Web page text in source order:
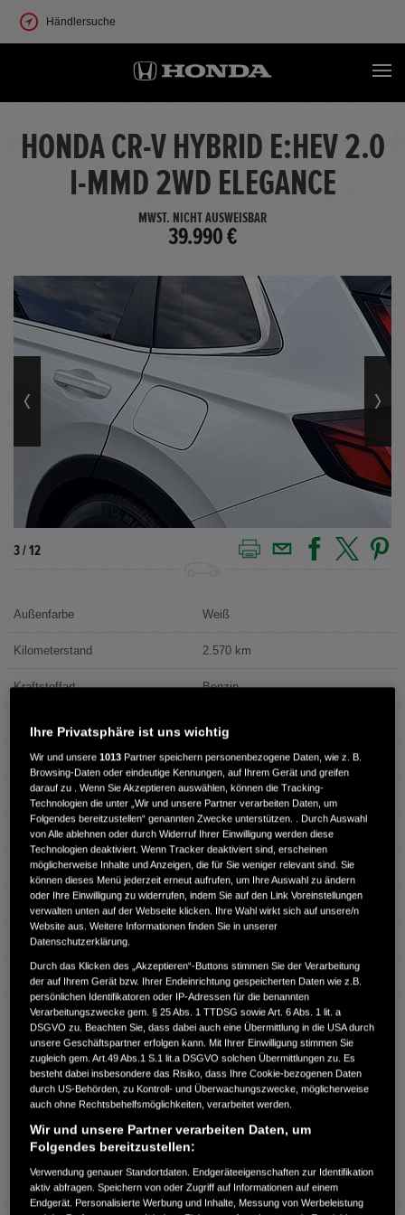
Händlersuche
HONDA CR-V HYBRID E:HEV 2.0
I-MMD 2WD ELEGANCE
MWST. NICHT AUSWEISBAR
39.990 €
4 / 12
Außenfarbe Weiß
Kilometerstand 2.570 km
Kraftstoffart Benzin
Türen 5
Leistung 106 kW / 144 PS
Hubraum 1.993 cm³
Erstzulassung 12.2025
Bauart SUV
Energieverbrauch kombiniert:
CO₂-Emissionen kombiniert: 135 g/km
CO₂-Klasse: D
Energieverbrauch und die CO₂-
Emissionen des neuen PKW
Ihre Privatsphäre ist uns wichtig
Wir und unsere1013 Partner speichern personenbezogene Daten, wie z. B.
Browsing-Daten oder eindeutige Kennungen, auf Ihrem Gerät und greifen
darauf zu . Wenn Sie Akzeptieren auswählen, können die Tracking-
Technologien die unter „Wir und unsere Partner verarbeiten Daten, um
Folgendes bereitzustellen“ genannten Zwecke unterstützen. . Durch Auswahl
von Alle ablehnen oder durch Widerruf Ihrer Einwilligung werden diese
Technologien deaktiviert. Wenn Tracker deaktiviert sind, erscheinen
möglicherweise Inhalte und Anzeigen, die für Sie weniger relevant sind. Sie
können dieses Menü jederzeit erneut aufrufen, um Ihre Auswahl zu ändern
oder Ihre Einwilligung zu widerrufen, indem Sie auf den Link Voreinstellungen
verwalten unten auf der Webseite klicken. Ihre Wahl wirkt sich auf unsere/n
Website aus. Weitere Informationen finden Sie in unserer
Datenschutzerklärung.
Durch das Klicken des „Akzeptieren“-Buttons stimmen Sie der Verarbeitung
der auf Ihrem Gerät bzw. Ihrer Endeinrichtung gespeicherten Daten wie z.B.
persönlichen Identifikatoren oder IP-Adressen für die benannten
Verarbeitungszwecke gem. § 25 Abs. 1 TTDSG sowie Art. 6 Abs. 1 lit. a
DSGVO zu. Beachten Sie, dass dabei auch eine Übermittlung in die USA durch
unsere Geschäftspartner erfolgen kann. Mit Ihrer Einwilligung stimmen Sie
zugleich gem. Art.49 Abs.1 S.1 lit.a DSGVO solchen Übermittlungen zu. Es
besteht dabei insbesondere das Risiko, dass Ihre Cookie-bezogenen Daten
durch US-Behörden, zu Kontroll- und Überwachungszwecke, möglicherweise
auch ohne Rechtsbehelfsmöglichkeiten, verarbeitet werden.
Wir und unsere Partner verarbeiten Daten, um
Folgendes bereitzustellen:
Verwendung genauer Standortdaten. Endgeräteeigenschaften zur Identifikation
aktiv abfragen. Speichern von oder Zugriff auf Informationen auf einem
Endgerät. Personalisierte Werbung und Inhalte, Messung von Werbeleistung